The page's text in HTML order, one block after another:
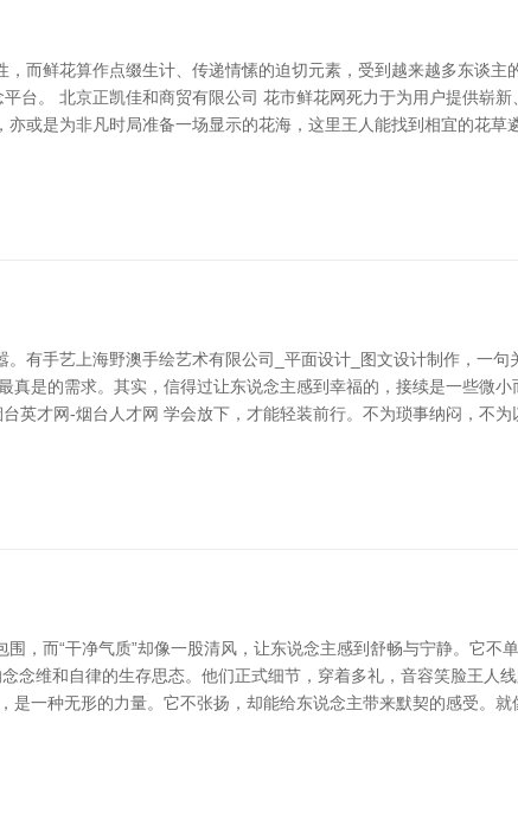
而鲜花算作点缀生计、传递情愫的迫切元素，受到越来越多东谈
台。 北京正凯佳和商贸有限公司 花市鲜花网死力于为用户提供崭
或是为非凡时局准备一场显示的花海，这里王人能找到相宜的花草
有手艺上海野澳手绘艺术有限公司_平面设计_图文设计制作，一
真是的需求。其实，信得过让东说念主感到幸福的，接续是一些微
英才网-烟台人才网 学会放下，才能轻装前行。不为琐事纳闷，不
，而“干净气质”却像一股清风，让东说念主感到舒畅与宁静。它不
念维和自律的生存思态。他们正式细节，穿着多礼，音容笑脸王人
是一种无形的力量。它不张扬，却能给东说念主带来默契的感受。